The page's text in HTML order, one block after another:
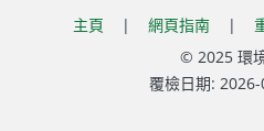
主頁 | 網頁指南 |
© 2025 環
覆檢日期: 2026-